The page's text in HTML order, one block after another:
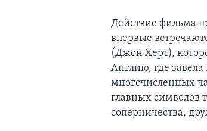
Действие фильма
впервые
(Джон Херт),
Англию, где
многочисленных
главных символов
соперничества,